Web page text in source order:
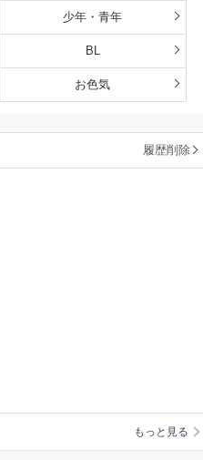
少年・青年
BL
お色気
履歴削除
もっと見る